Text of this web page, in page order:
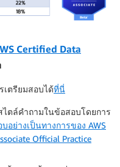
Certified Data
เตรียมสอบได้ที่นี่
ตล์คำถามในข้อสอบโดยการ
อย่างเป็นทางการของ AWS
Official Practice